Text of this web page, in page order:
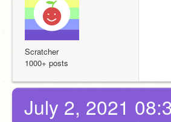
Scratcher
1000+ posts
July 2, 2021